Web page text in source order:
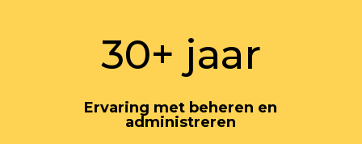
30+ jaar
Ervaring met beheren en
administreren